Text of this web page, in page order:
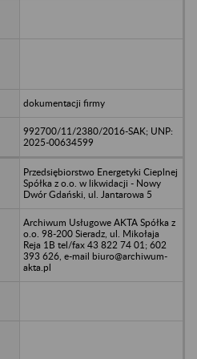
dokumentacji firmy
992700/11/2380/2016-SAK; UNP:
2025-00634599
Przedsiębiorstwo Energetyki Cieplnej
Spółka z o.o. w likwidacji - Nowy
Dwór Gdański, ul. Jantarowa 5
Archiwum Usługowe AKTA Spółka z
o.o. 98-200 Sieradz, ul. Mikołaja
Reja 1B tel/fax 43 822 74 01; 602
393 626, e-mail biuro@archiwum-
akta.pl